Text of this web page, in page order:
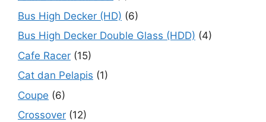
Bus High Decker (HD) (6)
Bus High Decker Double Glass (HDD) (4)
Cafe Racer (15)
Cat dan Pelapis (1)
Coupe (6)
Crossover (12)